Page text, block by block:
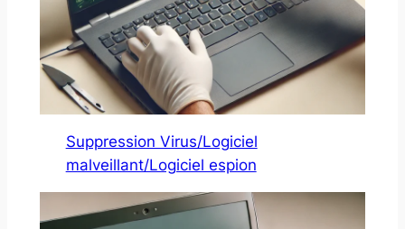
Suppression Virus/Logiciel
malveillant/Logiciel espion